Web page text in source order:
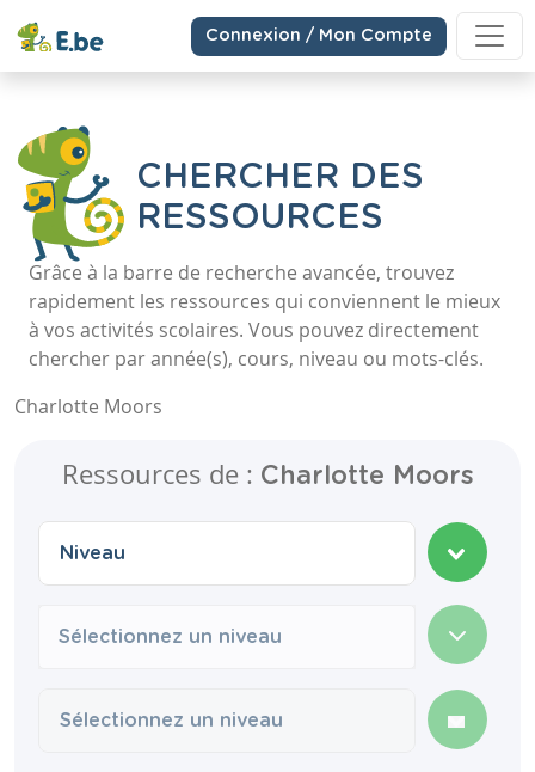
Connexion / Mon Compte
CHERCHER DES
RESSOURCES
Grâce à la barre de recherche avancée, trouvez
rapidement les ressources qui conviennent le mieux
à vos activités scolaires. Vous pouvez directement
chercher par année(s), cours, niveau ou mots-clés.
Charlotte Moors
Ressources de : Charlotte Moors
Sélectionnez un niveau